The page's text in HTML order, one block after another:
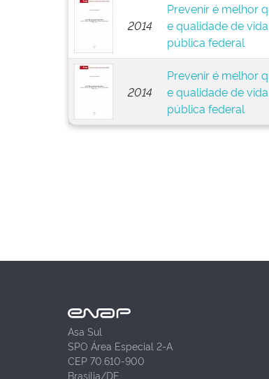
2014
Prevenir é melhor
e qualidade de
pública federal
2014
Prevenir é melhor
e qualidade de
pública federal
Asa Sul
SPO Área Especial 2-A
CEP 70.610-900
Brasília/DF